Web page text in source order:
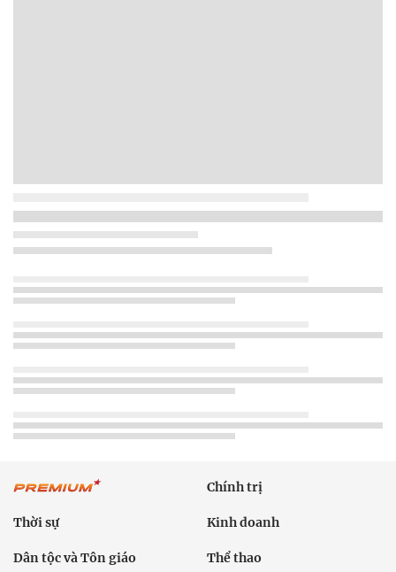
Chính trị
Thời sự Kinh doanh
Dân tộc và Tôn giáo Thể thao